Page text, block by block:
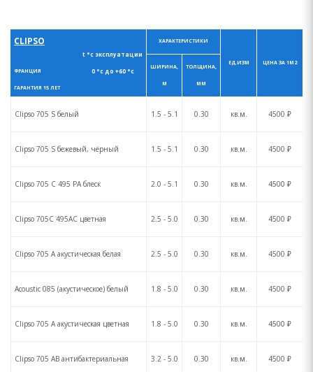
CLIPSO
t °с эксплуатации
0 °с до +60 °с
ФРАНЦИЯ
ГАРАНТИЯ 15 ЛЕТ
ХАРАКТЕРИСТИКИ
ЕД.ИЗМ ЦЕНА ЗА 1М2
ШИРИНА,
М
ТОЛЩИНА,
ММ
Clipso 705 S белый 1.5 - 5.1 0.30 кв.м. 4500 ₽
Clipso 705 S бежевый, чёрный 1.5 - 5.1 0.30 кв.м. 4500 ₽
Clipso 705 C 495 PA блеск 2.0 - 5.1 0.30 кв.м. 4500 ₽
Clipso 705C 495AC цветная 2.5 - 5.0 0.30 кв.м. 4500 ₽
Clipso 705 A акустическая белая 2.5 - 5.0 0.30 кв.м. 4500 ₽
Acoustic 085 (акустическое) белый 1.8 - 5.0 0.30 кв.м. 4500 ₽
Clipso 705 A акустическая цветная 1.8 - 5.0 0.30 кв.м. 4500 ₽
Clipso 705 AB антибактериальная 3.2 - 5.0 0.30 кв.м. 4500 ₽